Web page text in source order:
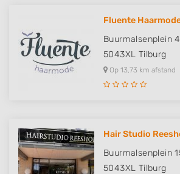
Fluente
Buurmalsenplein 4
5043XL Tilburg
Op 13,73 km afstand
Hair Studio
Buurmalsenplein
5043XL Tilburg